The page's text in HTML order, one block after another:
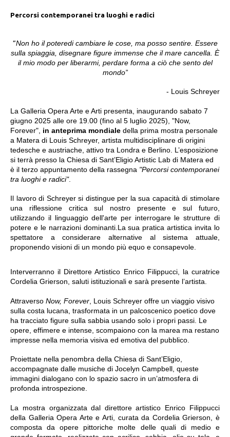
Percorsi contemporanei tra luoghi e radici
“Non ho il poteredi cambiare le cose, ma posso sentire. Essere
sulla spiaggia, disegnare figure immense che il mare cancella. È
il mio modo per liberarmi, perdare forma a ciò che sento del
mondo”
- Louis Schreyer
La Galleria Opera Arte e Arti presenta, inaugurando sabato 7
giugno 2025 alle ore 19.00 (fino al 5 luglio 2025), "Now,
Forever" in anteprima mondiale della prima mostra personale
a Matera di Louis Schreyer, artista multidisciplinare di origini
tedesche e austriache, attivo tra Londra e Berlino. L’esposizione
si terrà presso la Chiesa di Sant’Eligio Artistic Lab di Matera ed
è il terzo appuntamento della rassegna "Percorsi contemporanei
tra luoghi e radici".
Il lavoro di Schreyer si distingue per la sua capacità di stimolare
una riflessione critica sul nostro presente e sul futuro,
utilizzando il linguaggio dell'arte per interrogare le strutture di
potere e le narrazioni dominanti. La sua pratica artistica invita lo
spettatore a considerare alternative al sistema attuale,
proponendo visioni di un mondo più equo e consapevole.
Interverranno il Direttore Artistico Enrico Filippucci, la curatrice
Cordelia Grierson, saluti istituzionali e sarà presente l’artista.
AttraversoNow, Forever , Louis Schreyer offre un viaggio visivo
sulla costa lucana, trasformata in un palcoscenico poetico dove
ha tracciato figure sulla sabbia usando solo i propri passi. Le
opere, effimere e intense, scompaiono con la marea ma restano
impresse nella memoria visiva ed emotiva del pubblico.
Proiettate nella penombra della Chiesa di Sant’Eligio,
accompagnate dalle musiche di Jocelyn Campbell, queste
immagini dialogano con lo spazio sacro in un’atmosfera di
profonda introspezione.
La mostra organizzata dal direttore artistico Enrico Filippucci
della Galleria Opera Arte e Arti, curata da Cordelia Grierson, è
composta da opere pittoriche molte delle quali di medio e